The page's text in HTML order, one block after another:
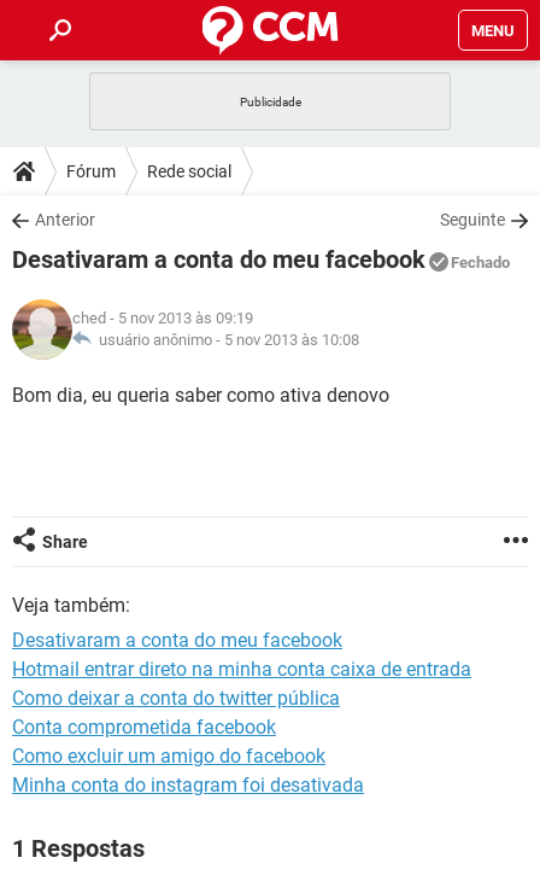
MENU
CELULAR
OUTLOOK
INSTAGRAM GMAIL
GUIA DE COMPRAS
DICAS
JOGOS
INSTAGRAM
GUIA DE COMPRAS
DOWNLOADS
JOGOS WHATSAPP
CELULAR
OUTLOOK EXCEL
INSTAGRAM GMAIL
JOGOS
CELULAR
OUTLOOK EXCEL
GLOSSÁRIO
JOGOS WHATSAPP
GUIA DE COMPRAS
Fórum Rede social
Anterior Seguinte
Desativaram a conta do meu facebook Fechado
ched - 5 nov 2013 às 09:19
usuário anônimo - 5 nov 2013 às 10:08
Bom dia, eu queria saber como ativa denovo
Share
Veja também:
Desativaram a conta do meu facebook
Hotmail entrar direto na minha conta caixa de entrada
Como deixar a conta do twitter pública
Conta comprometida facebook
Como excluir um amigo do facebook
Minha conta do instagram foi desativada
1 Respostas